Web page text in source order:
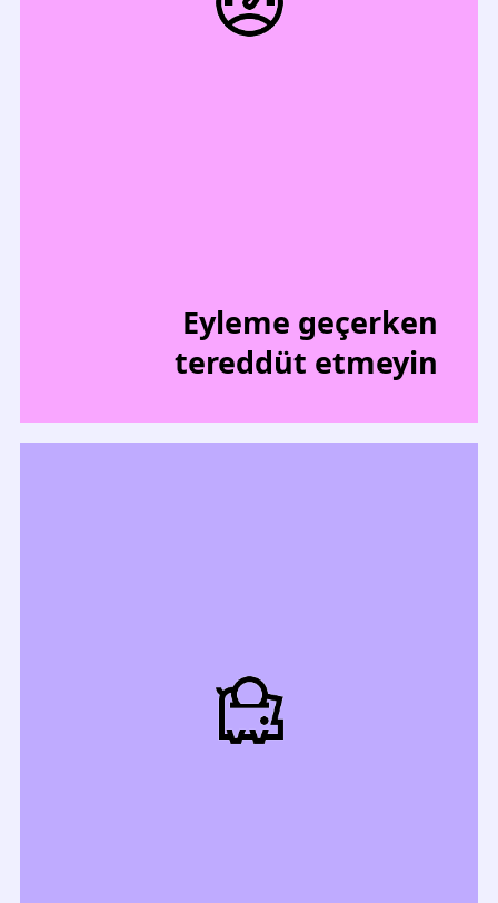
Eyleme geçerken
tereddüt etmeyin